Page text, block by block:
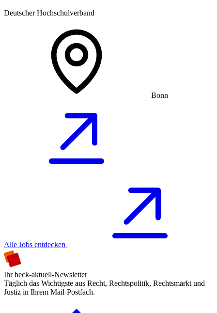
Deutscher Hochschulverband
Bonn
Alle Jobs entdecken
Ihr beck-aktuell-Newsletter
Täglich das Wichtigste aus Recht, Rechtspolitik, Rechtsmarkt und
Justiz in Ihrem Mail-Postfach.